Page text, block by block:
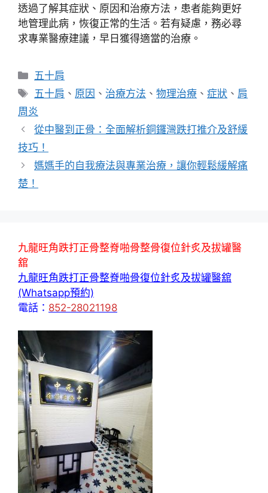
透過了解其症狀、原因和治療方法，患者能夠更好
地管理此病，恢復正常的生活。若有疑慮，務必尋
求專業醫療建議，早日獲得適當的治療。
分
類
五十肩
標
籤
五十肩 、 原因 、 治療方法 、物理治療 、症狀 、 肩
周炎
從中醫到正骨：全面解析銅鑼灣跌打推介及舒緩
技巧！
媽媽手的自我療法與專業治療，讓你輕鬆緩解痛
楚！
九龍旺角跌打正骨整脊啪骨整骨復位針炙及拔罐醫
舘
九龍旺角跌打正骨整脊啪骨復位針炙及拔罐醫舘
(Whatsapp預約)
電話： 852-28021198